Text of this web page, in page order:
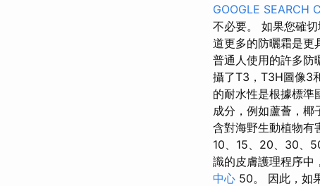
GOOGLE SEARCH
不必要。 如果您確
道更多的防曬霜是更
普通人使用的許多防
攝了T3，T3H圖像3
的耐水性是根據標
成分，例如蘆薈，椰
含對海野生動植物有
10、15、20、30、
識的皮膚護理程序中
中心 50。 因此，如